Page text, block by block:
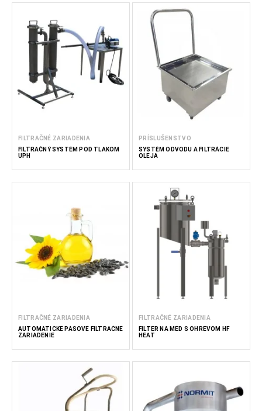
FILTRAČNÉ ZARIADENIA
FILTRAČNÝ SYSTÉM POD TLAKOM
UPH
PRÍSLUŠENSTVO
SYSTÉM ODVODU A FILTRÁCIE
OLEJA
FILTRAČNÉ ZARIADENIA
AUTOMATICKÉ PÁSOVÉ FILTRAČNÉ
ZARIADENIE
FILTRAČNÉ ZARIADENIA
FILTER NA MED S OHREVOM HF
HEAT